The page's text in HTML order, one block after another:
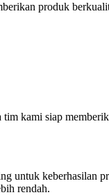
produk
kami siap
untuk keberhasilan
rendah.